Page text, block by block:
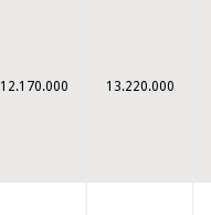
12.170.000 13.220.000